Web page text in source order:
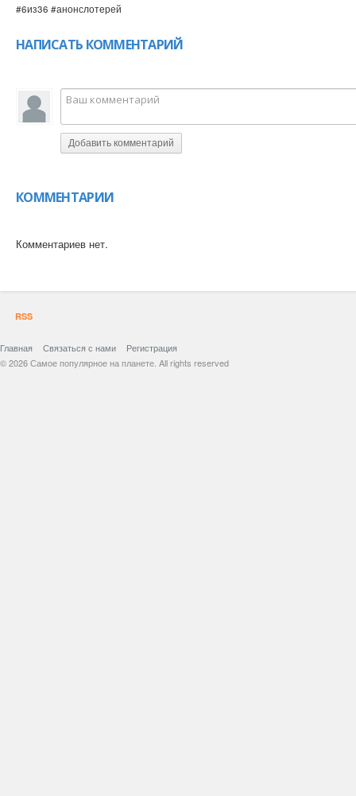
#6из36 #анонслотерей
НАПИСАТЬ КОММЕНТАРИЙ
Добавить комментарий
КОММЕНТАРИИ
Комментариев нет.
RSS
Главная Связаться с нами
Регистрация
© 2026 Самое популярное на планете. All rights reserved